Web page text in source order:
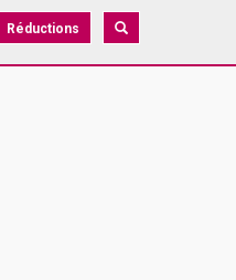
Réductions